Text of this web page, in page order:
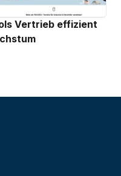
Vertrieb effizient